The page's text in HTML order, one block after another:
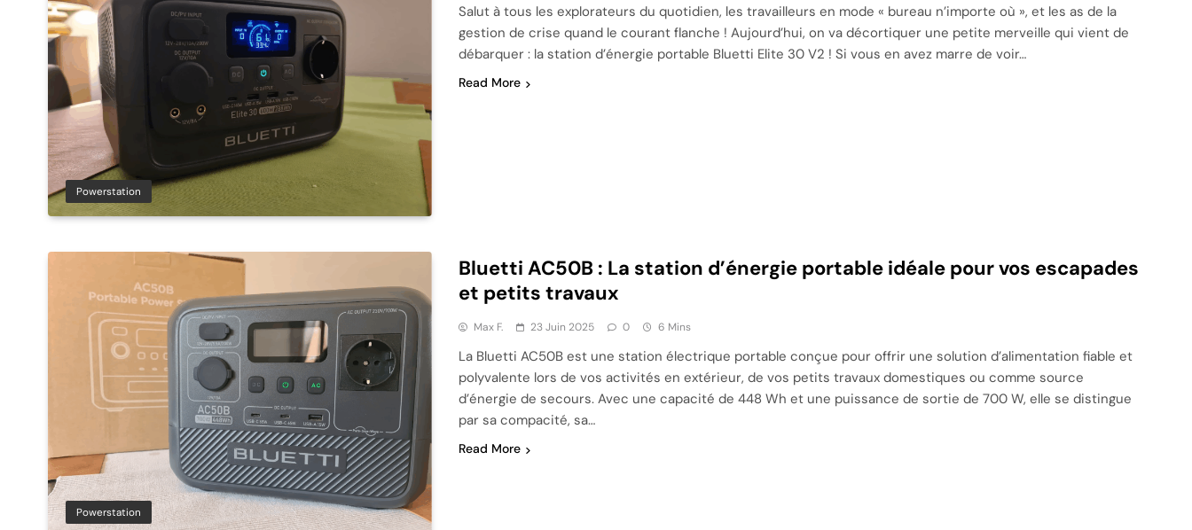
Powerstation
Salut à tous les explorateurs du quotidien, les travailleurs en mode « bureau n’importe où », et les as de la
gestion de crise quand le courant flanche ! Aujourd’hui, on va décortiquer une petite merveille qui vient de
débarquer : la station d’énergie portable Bluetti Elite 30 V2 ! Si vous en avez marre de voir…
Read More
Powerstation
Bluetti AC50B : La station d’énergie portable idéale pour vos escapades
et petits travaux
Max F. 23 Juin 2025 0 6 Mins
La Bluetti AC50B est une station électrique portable conçue pour offrir une solution d’alimentation fiable et
polyvalente lors de vos activités en extérieur, de vos petits travaux domestiques ou comme source
d’énergie de secours. Avec une capacité de 448 Wh et une puissance de sortie de 700 W, elle se distingue
par sa compacité, sa…
Read More